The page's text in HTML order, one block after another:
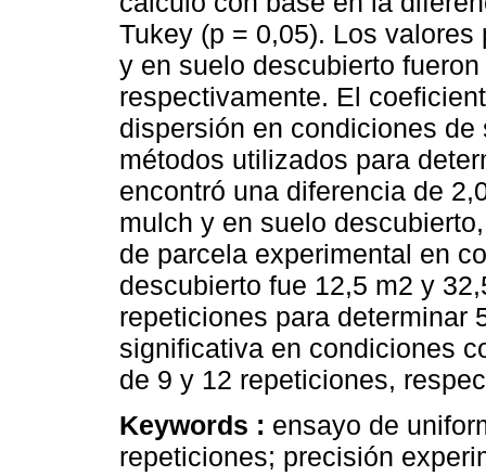
Tukey (p = 0,05). Los
y en suelo descubierto
respectivamente. El
dispersión en condiciones
métodos utilizados para
encontró una diferencia de
mulch y en suelo
de parcela experimental en
descubierto fue 12,5 m2 y
repeticiones para determinar
significativa en condiciones
de 9 y 12 repeticiones,
Keywords : ensayo de
repeticiones; precisión